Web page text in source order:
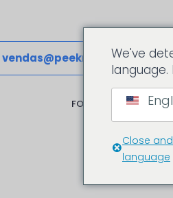
vendas@peekmaterials.com
FORMULÁRIOS PEEK
We've
Close
language